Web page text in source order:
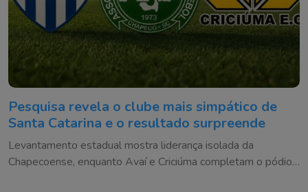
Pesquisa revela o clube mais simpático de
Santa Catarina e o resultado surpreende
Levantamento estadual mostra liderança isolada da
Chapecoense, enquanto Avaí e Criciúma completam o pódio